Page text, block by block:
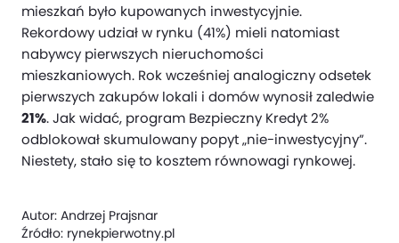
mieszkań było kupowanych inwestycyjnie.
Rekordowy udział w rynku (41%) mieli natomiast
nabywcy pierwszych nieruchomości
mieszkaniowych. Rok wcześniej analogiczny odsetek
pierwszych zakupów lokali i domów wynosił zaledwie
21%. Jak widać, program Bezpieczny Kredyt 2%
odblokował skumulowany popyt „nie-inwestycyjny”.
Niestety, stało się to kosztem równowagi rynkowej.
Autor: Andrzej Prajsnar
Źródło: rynekpierwotny.pl